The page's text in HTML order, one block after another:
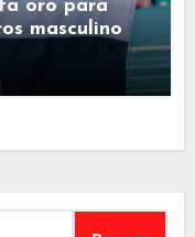
oro para
masculino